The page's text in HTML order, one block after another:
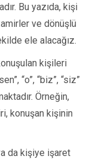
Bu yazıda, kişi
ve dönüşlü
ele alacağız.
kişileri
“o”, “biz”, “siz”
Örneğin,
konuşan kişinin
da kişiye işaret